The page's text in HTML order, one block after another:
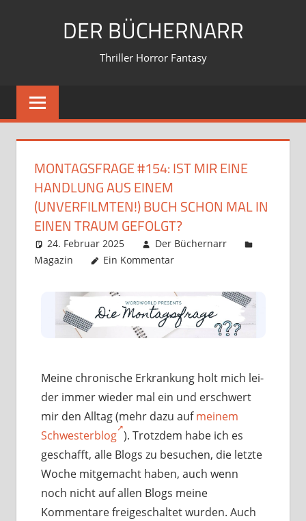
DER BÜCHERNARR
Thriller Horror Fantasy
MONTAGSFRAGE #154: IST MIR EINE
HANDLUNG AUS EINEM
(UNVERFILMTEN!) BUCH SCHON MAL IN
EINEN TRAUM GEFOLGT?
24. Februar 2025
Der Büchernarr
Magazin
Ein Kommentar
Meine chro­ni­sche Erkrankung holt mich lei­
der immer wie­der mal ein und erschwert
mir den Alltag (mehr dazu aufmei­nem
Schwesterblog ). Trotzdem habe ich es
geschafft, alle Blogs zu besu­chen, die letz­te
Woche mit­ge­macht haben, auch wenn
noch nicht auf allen Blogs mei­ne
Kommentare frei­ge­schal­tet wur­den. Auch